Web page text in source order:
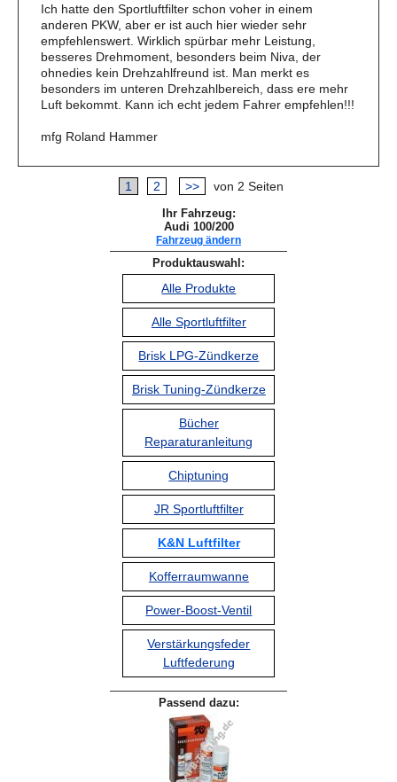
Ich hatte den Sportluftfilter schon voher in einem
anderen PKW, aber er ist auch hier wieder sehr
empfehlenswert. Wirklich spürbar mehr Leistung,
besseres Drehmoment, besonders beim Niva, der
ohnedies kein Drehzahlfreund ist. Man merkt es
besonders im unteren Drehzahlbereich, dass ere mehr
Luft bekommt. Kann ich echt jedem Fahrer empfehlen!!!
mfg Roland Hammer
1 2 >> von 2 Seiten
Ihr Fahrzeug:
Audi 100/200
Fahrzeug ändern
Produktauswahl:
Alle Produkte
Alle Sportluftfilter
Brisk LPG-Zündkerze
Brisk Tuning-Zündkerze
Bücher
Reparaturanleitung
Chiptuning
JR Sportluftfilter
K&N Luftfilter
Kofferraumwanne
Power-Boost-Ventil
Verstärkungsfeder
Luftfederung
Passend dazu: